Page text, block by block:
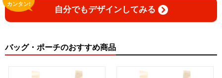
自分でもデザインしてみる
カンタン!
バッグ・ポーチのおすすめ商品